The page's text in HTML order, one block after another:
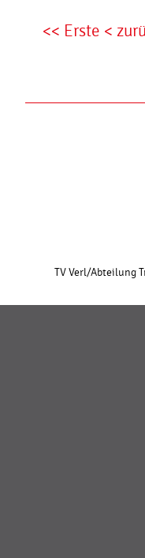
<< Erste <
TV Verl/Abteilung